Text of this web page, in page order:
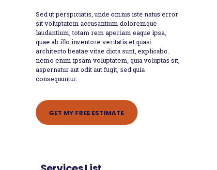
Sed ut perspiciatis, unde omnis iste natus error
sit voluptatem accusantium doloremque
laudantium, totam rem aperiam eaque ipsa,
quae ab illo inventore veritatis et quasi
architecto beatae vitae dicta sunt, explicabo.
nemo enim ipsam voluptatem, quia voluptas sit,
aspernatur aut odit aut fugit, sed quia
consequuntur.
GET MY FREE ESTIMATE